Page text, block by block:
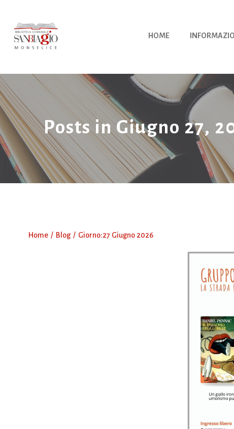
contenuto
HOME
Posts in Giugno 27,
Home Blog Giorno:27 Giugno 2026